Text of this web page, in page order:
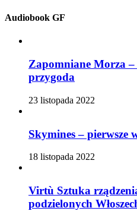
Audiobook GF
Zapomniane Morza
przygoda
23 listopada 2022
Skymines – pierwsze
18 listopada 2022
Virtù Sztuka
podzielonych